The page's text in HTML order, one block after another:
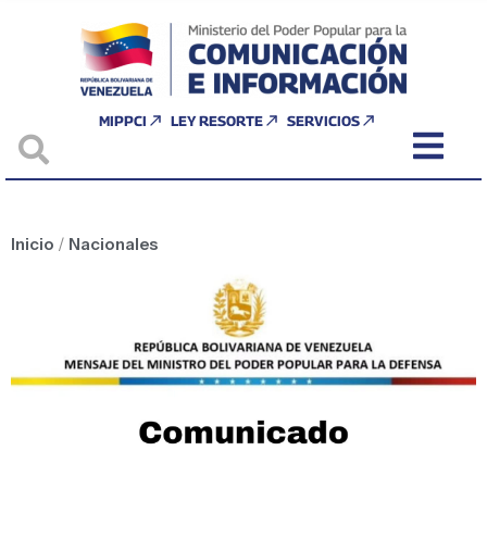
MIPPCI LEY RESORTE SERVICIOS
Inicio / Nacionales